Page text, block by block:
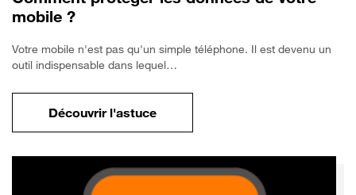
mobile ?
Votre mobile n'est pas qu'un simple téléphone. Il est devenu un
outil indispensable dans lequel…
Découvrir l'astucepour Comment protéger les données de